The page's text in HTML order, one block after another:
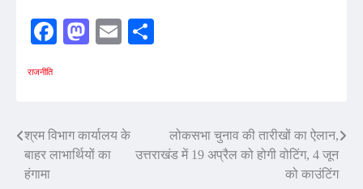
Facebook
Mastodon
Email
राजनीति
Post
navigation
श्रम विभाग कार्यालय के
बाहर लाभार्थियों का
हंगामा
लोकसभा चुनाव की तारीखों का ऐलान,
उत्तराखंड में 19 अप्रैल को होगी वोटिंग, 4 जून
को काउंटिंग